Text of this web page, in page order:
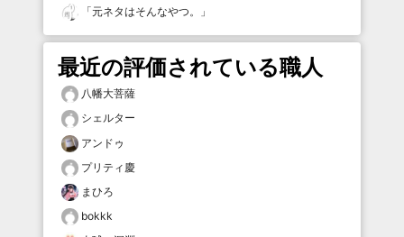
「元ネタはそんなやつ。 」
最近の評価されている職人
八幡大菩薩
シェルター
アンドゥ
プリティ慶
まひろ
bokkk